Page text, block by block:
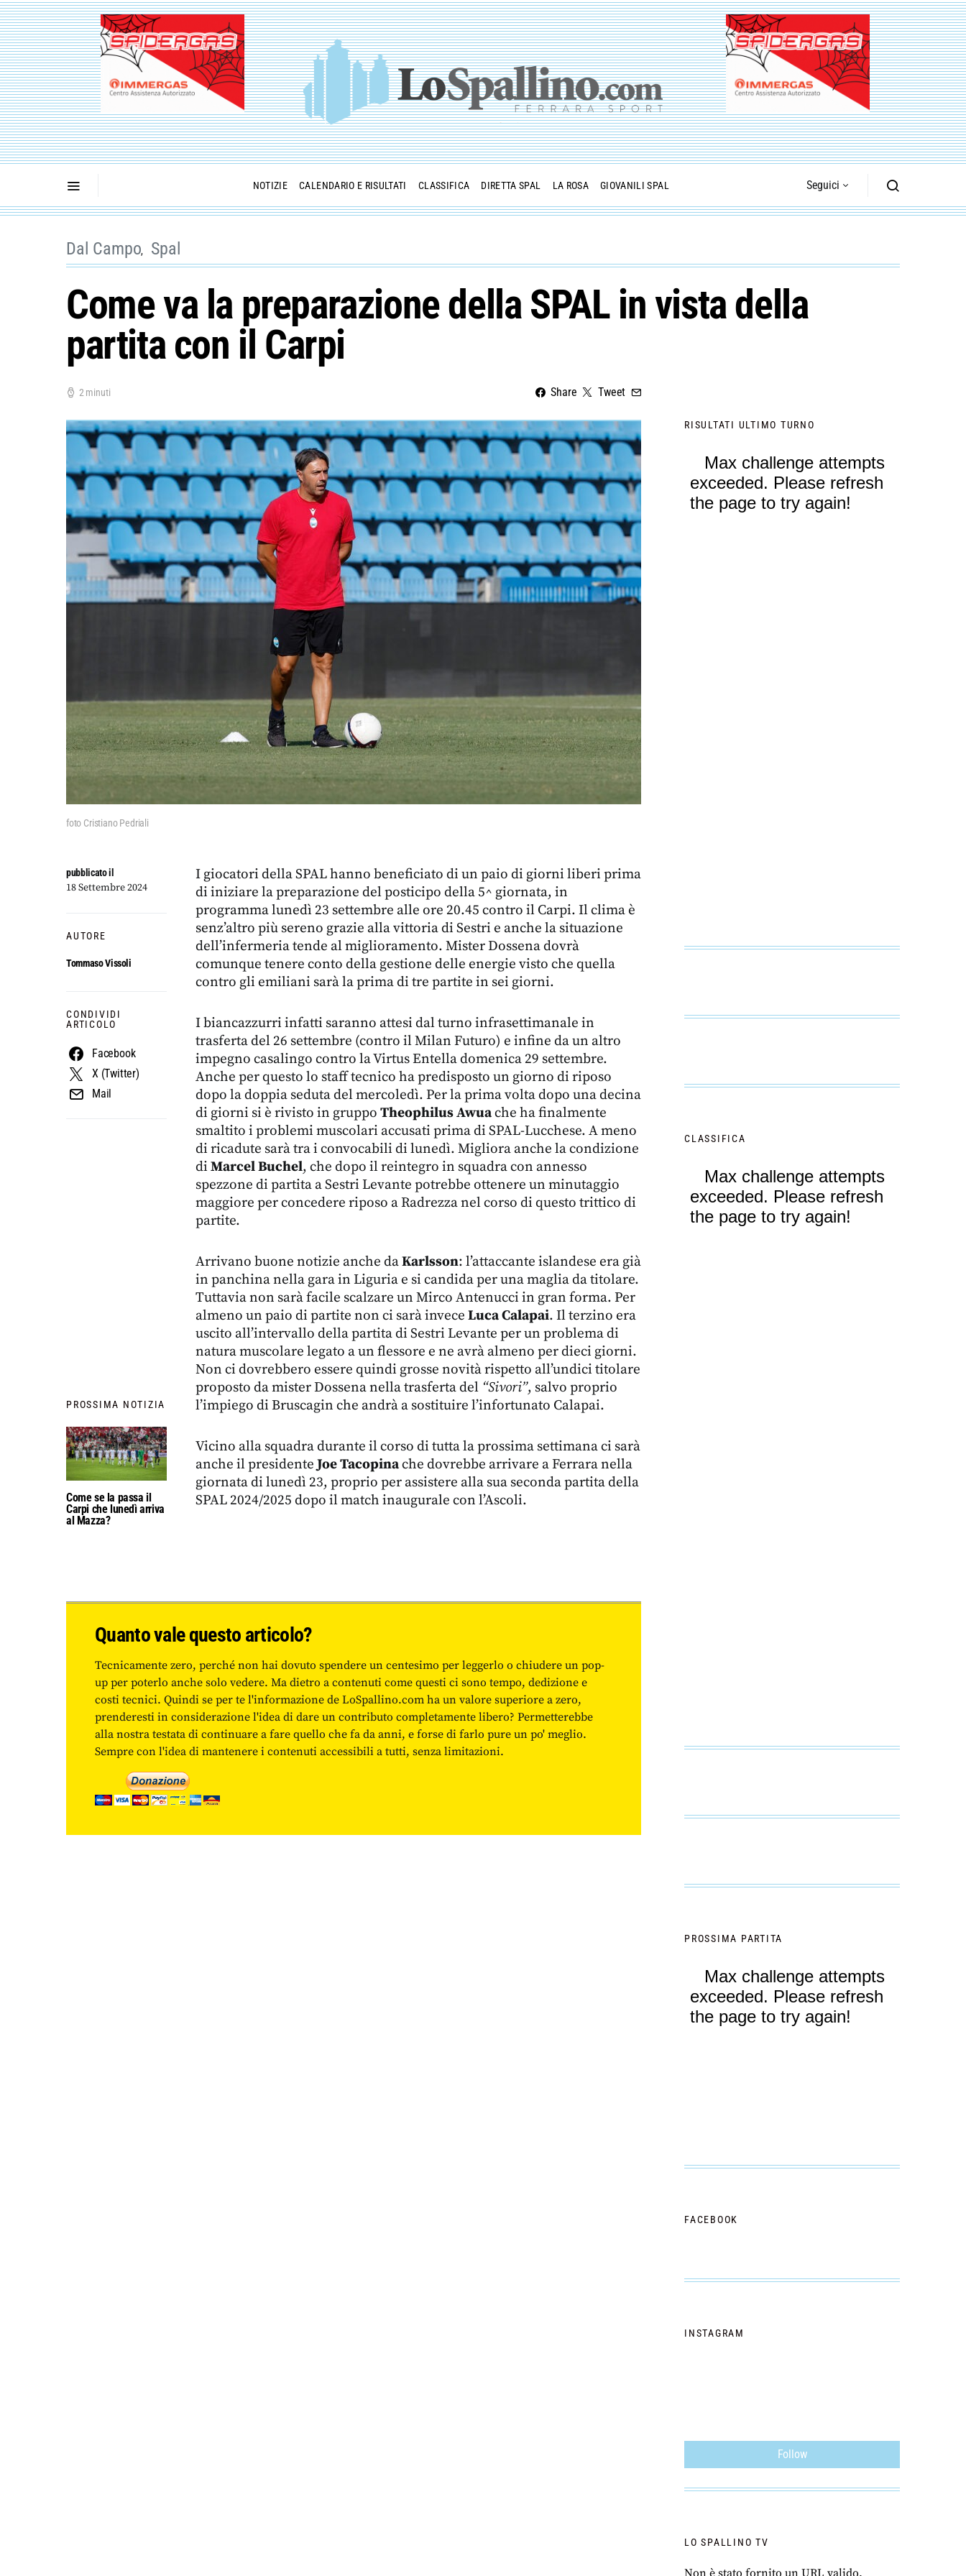
NOTIZIE CALENDARIO E RISULTATI CLASSIFICA DIRETTA SPAL LA ROSA GIOVANILI SPAL Seguici
Dal Campo Spal
Come va la preparazione della SPAL in vista della
partita con il Carpi
2 minuti Share Tweet
foto Cristiano Pedriali
PROSSIMA NOTIZIA
Come se la passa il
Carpi che lunedì arriva
al Mazza?
pubblicato il
18 Settembre 2024
AUTORE
Tommaso Vissoli
CONDIVIDI
ARTICOLO
Facebook
X (Twitter)
Mail
I giocatori della SPAL hanno beneficiato di un paio di giorni liberi prima
di iniziare la preparazione del posticipo della 5^ giornata, in
programma lunedì 23 settembre alle ore 20.45 contro il Carpi. Il clima è
senz’altro più sereno grazie alla vittoria di Sestri e anche la situazione
dell’infermeria tende al miglioramento. Mister Dossena dovrà
comunque tenere conto della gestione delle energie visto che quella
contro gli emiliani sarà la prima di tre partite in sei giorni.
I biancazzurri infatti saranno attesi dal turno infrasettimanale in
trasferta del 26 settembre (contro il Milan Futuro) e infine da un altro
impegno casalingo contro la Virtus Entella domenica 29 settembre.
Anche per questo lo staff tecnico ha predisposto un giorno di riposo
dopo la doppia seduta del mercoledì. Per la prima volta dopo una decina
di giorni si è rivisto in gruppo Theophilus Awuache ha finalmente
smaltito i problemi muscolari accusati prima di SPAL-Lucchese. A meno
di ricadute sarà tra i convocabili di lunedì. Migliora anche la condizione
di Marcel Buchel, che dopo il reintegro in squadra con annesso
spezzone di partita a Sestri Levante potrebbe ottenere un minutaggio
maggiore per concedere riposo a Radrezza nel corso di questo trittico di
partite.
Arrivano buone notizie anche daKarlsson: l’attaccante islandese era già
in panchina nella gara in Liguria e si candida per una maglia da titolare.
Tuttavia non sarà facile scalzare un Mirco Antenucci in gran forma. Per
almeno un paio di partite non ci sarà invece Luca Calapai. Il terzino era
uscito all’intervallo della partita di Sestri Levante per un problema di
natura muscolare legato a un flessore e ne avrà almeno per dieci giorni.
Non ci dovrebbero essere quindi grosse novità rispetto all’undici titolare
proposto da mister Dossena nella trasferta del “Sivori”, salvo proprio
l’impiego di Bruscagin che andrà a sostituire l’infortunato Calapai.
Vicino alla squadra durante il corso di tutta la prossima settimana ci sarà
anche il presidente Joe Tacopinache dovrebbe arrivare a Ferrara nella
giornata di lunedì 23, proprio per assistere alla sua seconda partita della
SPAL 2024/2025 dopo il match inaugurale con l’Ascoli.
Quanto vale questo articolo?
Tecnicamente zero, perché non hai dovuto spendere un centesimo per leggerlo o chiudere un pop-
up per poterlo anche solo vedere. Ma dietro a contenuti come questi ci sono tempo, dedizione e
costi tecnici. Quindi se per te l'informazione de LoSpallino.com ha un valore superiore a zero,
prenderesti in considerazione l'idea di dare un contributo completamente libero? Permetterebbe
alla nostra testata di continuare a fare quello che fa da anni, e forse di farlo pure un po' meglio.
Sempre con l'idea di mantenere i contenuti accessibili a tutti, senza limitazioni.
RISULTATI ULTIMO TURNO
CLASSIFICA
PROSSIMA PARTITA
FACEBOOK
INSTAGRAM
Follow
LO SPALLINO TV